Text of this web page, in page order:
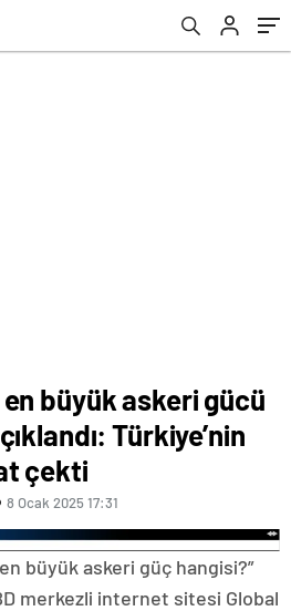
büyük askeri gücü
Türkiye’nin
çekti
8 Ocak 2025 17:31
büyük askeri güç hangisi?”
merkezli internet sitesi Global